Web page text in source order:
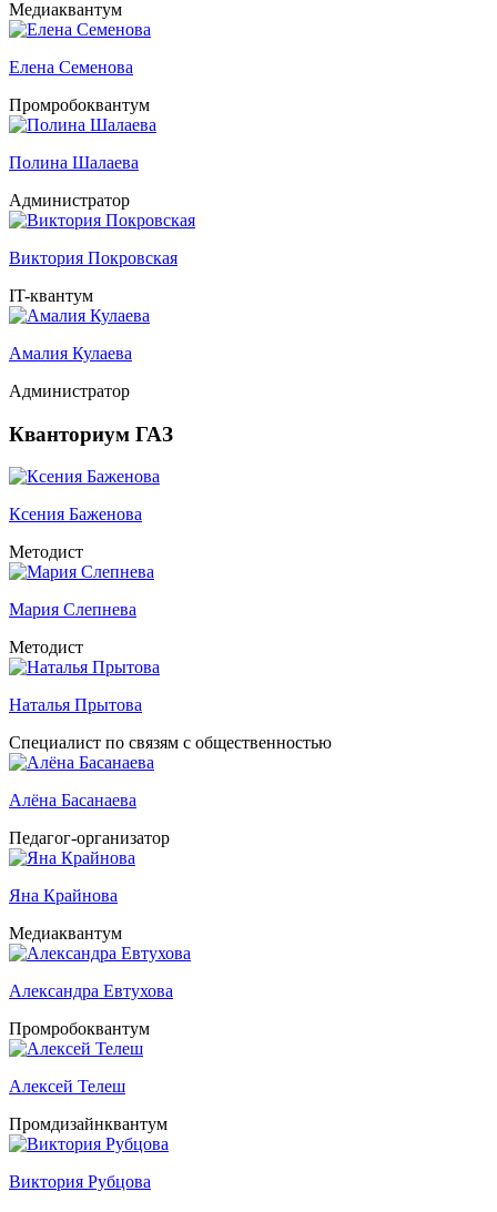
Медиаквантум
Елена Семенова
Промробоквантум
Полина Шалаева
Администратор
Виктория Покровская
IT-квантум
Амалия Кулаева
Администратор
Кванториум ГАЗ
Ксения Баженова
Методист
Мария Слепнева
Методист
Наталья Прытова
Специалист по связям с общественностью
Алёна Басанаева
Педагог-организатор
Яна Крайнова
Медиаквантум
Александра Евтухова
Промробоквантум
Алексей Телеш
Промдизайнквантум
Виктория Рубцова